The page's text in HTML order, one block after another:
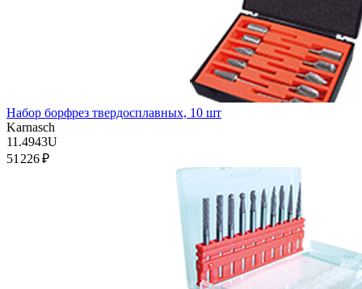
Набор борфрез твердосплавных, 10 шт
Karnasch
11.4943U
51 226 ₽